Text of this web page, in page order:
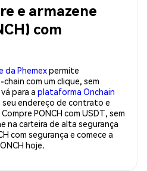
e armazene
com
da Phemexpermite
com um clique, sem
para a plataforma Onchain
seu endereço de contrato e
PONCH com USDT, sem
na carteira de alta segurança
com segurança e comece a
hoje.